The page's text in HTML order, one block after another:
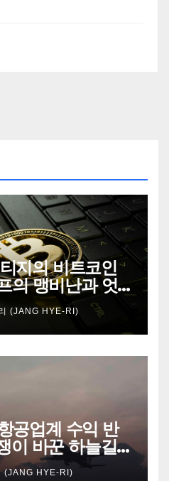
지의 비트코인
의 맹비난과 엇
(JANG HYE-RI)
공업계 수익 반
이 바꾼 하늘길의
(JANG HYE-RI)